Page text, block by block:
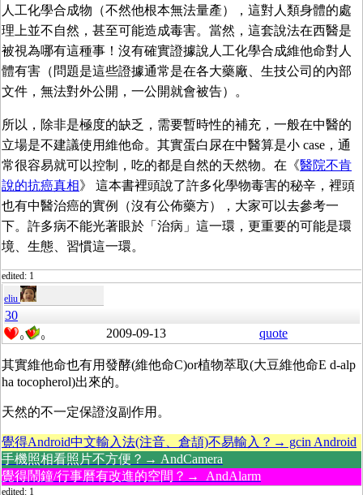
人工化學合成物（不然他根本無法量產），這對人類身體的處
理上並不自然，甚至可能造成毒害。當然，這套說法在西醫是
被視為哪有這種事！沒有確實證據說人工化學合成維他命對人
體有害（問題是這些證據通常是在各大藥廠、生技公司的內部
文件，無法對外公開，一公開就會被告）。
所以，除非是極度的缺乏，需要暫時性的補充，一般在中醫的
立場是不建議使用維他命。其實蛋白尿在中醫算是小 case，通
常很容易就可以控制，吃的都是自然的天然物。在《醫院不肯
說的抗癌真相》 這本書裡頭說了許多化學物毒害的秘辛，裡頭
也有中醫治癌的實例（沒有公佈藥方），大家可以去參考一
下。許多病不能光著眼於「治病」這一環，更重要的可能是環
境、生態、習慣這一環。
edited: 1
eliu
30
0 0 2009-09-13 quote
其實維他命也有用發酵(維他命C)or植物萃取(大豆維他命E d-alp
ha tocopherol)出來的。
天然的不一定保證沒副作用。
覺得Android中文輸入法(注音、倉頡)不易輸入？→ gcin Android
手機照相看照片不方便？→ AndCamera
覺得鬧鐘/行事曆有改進的空間？→ AndAlarm
edited: 1